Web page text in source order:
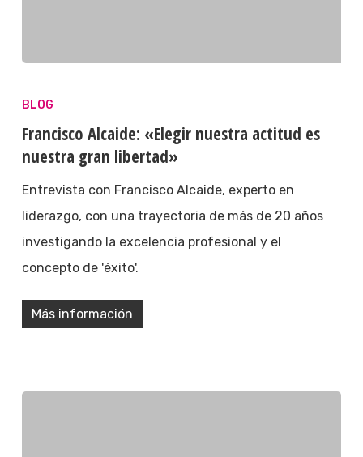
BLOG
Francisco Alcaide: «Elegir nuestra actitud es
nuestra gran libertad»
Entrevista con Francisco Alcaide, experto en
liderazgo, con una trayectoria de más de 20 años
investigando la excelencia profesional y el
concepto de 'éxito'.
Más información